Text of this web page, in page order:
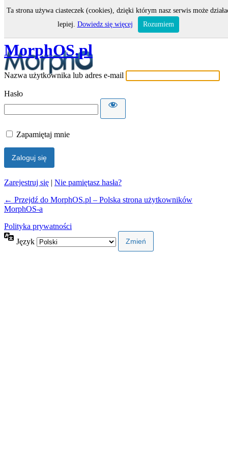
Zaloguj się
MorphOS.pl
Nazwa użytkownika lub adres e-mail
Hasło
Zapamiętaj mnie
Zarejestruj się | Nie pamiętasz hasła?
← Przejdź do MorphOS.pl – Polska strona użytkowników
MorphOS-a
Polityka prywatności
Język
Ta strona używa ciasteczek (cookies), dzięki którym nasz serwis może
lepiej. Dowiedz się więcej Rozumiem